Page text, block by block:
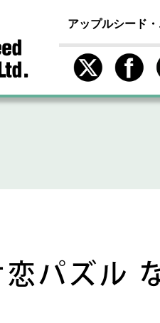
アップルシード
恋パズル